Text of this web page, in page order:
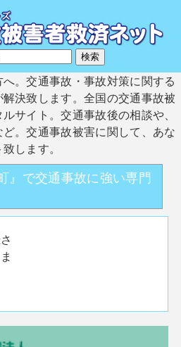
。交通事故・事故対策に関する
決致します。全国の交通事故被
サイト。交通事故後の相談や、
。交通事故被害に関して、あな
します。
』で交通事故に強い専門